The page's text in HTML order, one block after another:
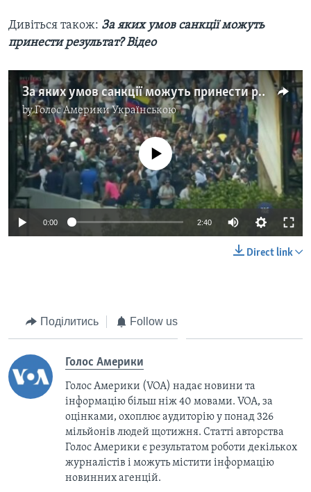
Дивіться також: За яких умов санкції можуть
принести результат? Відео
За яких умов санкції можуть принести результат? Відео
byГолос Америки Українською
No media source currently available
0:00 2:40
Direct link
Поділитись Follow us
Голос Америки
Голос Америки (VOA) надає новини та
інформацію більш ніж 40 мовами. VOA, за
оцінками, охоплює аудиторію у понад 326
мільйонів людей щотижня. Статті авторства
Голос Америки є результатом роботи декількох
журналістів і можуть містити інформацію
новинних агенцій.